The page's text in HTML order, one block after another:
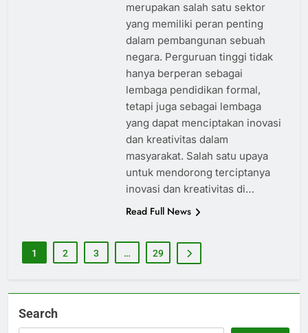
merupakan salah satu sektor
yang memiliki peran penting
dalam pembangunan sebuah
negara. Perguruan tinggi tidak
hanya berperan sebagai
lembaga pendidikan formal,
tetapi juga sebagai lembaga
yang dapat menciptakan inovasi
dan kreativitas dalam
masyarakat. Salah satu upaya
untuk mendorong terciptanya
inovasi dan kreativitas di…
Read Full News
1 2 3 … 29
Search